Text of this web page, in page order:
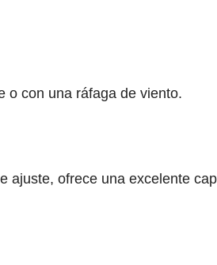
o con una ráfaga de viento.
ofrece una excelente